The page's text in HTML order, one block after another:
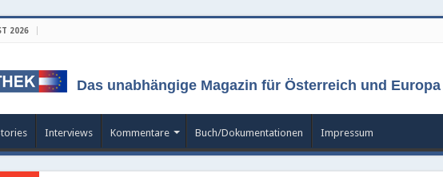
2026
Das unabhängige Magazin für Österreich und Europa
Interviews Kommentare Buch/Dokumentationen Impressum